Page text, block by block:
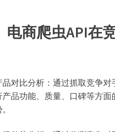
电商爬虫API在
比分析：通过抓取竞争对
产品功能、质量、口碑等方